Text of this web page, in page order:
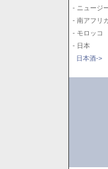
- ニュージ
- 南アフリ
- モロッコ
- 日本
日本酒->